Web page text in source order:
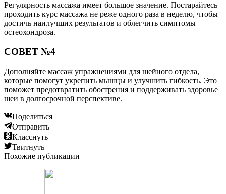
Регулярность массажа имеет большое значение. Постарайтесь
проходить курс массажа не реже одного раза в неделю, чтобы
достичь наилучших результатов и облегчить симптомы
остеохондроза.
СОВЕТ №4
Дополняйте массаж упражнениями для шейного отдела,
которые помогут укрепить мышцы и улучшить гибкость. Это
поможет предотвратить обострения и поддерживать здоровье
шеи в долгосрочной перспективе.
Поделиться
Отправить
Класснуть
Твитнуть
Похожие публикации